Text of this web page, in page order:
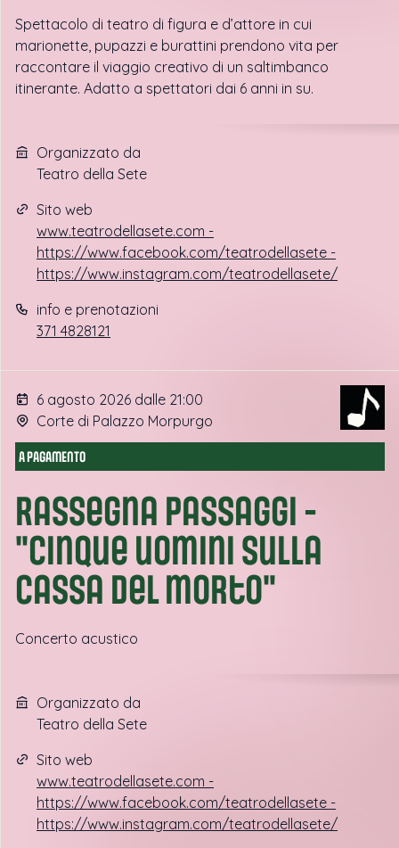
Spettacolo di teatro di figura e d’attore in cui
marionette, pupazzi e burattini prendono vita per
raccontare il viaggio creativo di un saltimbanco
itinerante. Adatto a spettatori dai 6 anni in su.
Organizzato da
Teatro della Sete
Sito web
www.teatrodellasete.com -
https://www.facebook.com/teatrodellasete -
https://www.instagram.com/teatrodellasete/
info e prenotazioni
371 4828121
6 agosto 2026 dalle 21:00
Corte di Palazzo Morpurgo
A PAGAMENTO
Rassegna Passaggi -
"Cinque uomini sulla
cassa del morto"
Concerto acustico
Organizzato da
Teatro della Sete
Sito web
www.teatrodellasete.com -
https://www.facebook.com/teatrodellasete -
https://www.instagram.com/teatrodellasete/